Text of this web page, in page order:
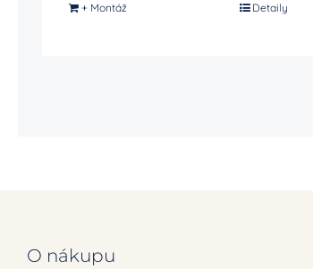
+ Montáž Detaily
O nákupu